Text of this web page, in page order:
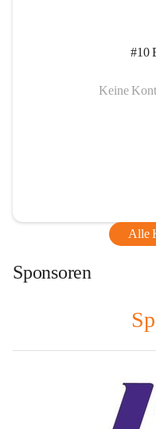
#10
Keine
Alle
Sponsoren